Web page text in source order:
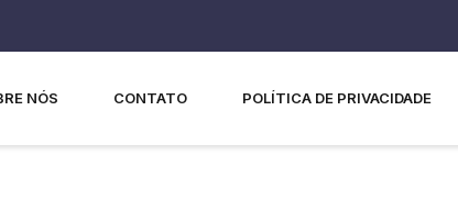
NÓS CONTATO POLÍTICA DE PRIVACIDADE